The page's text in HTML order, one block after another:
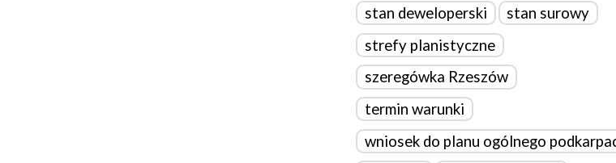
stan deweloperski
stan surowy
strefy planistyczne
szeregówka Rzeszów
termin warunki
wniosek do planu ogólnego